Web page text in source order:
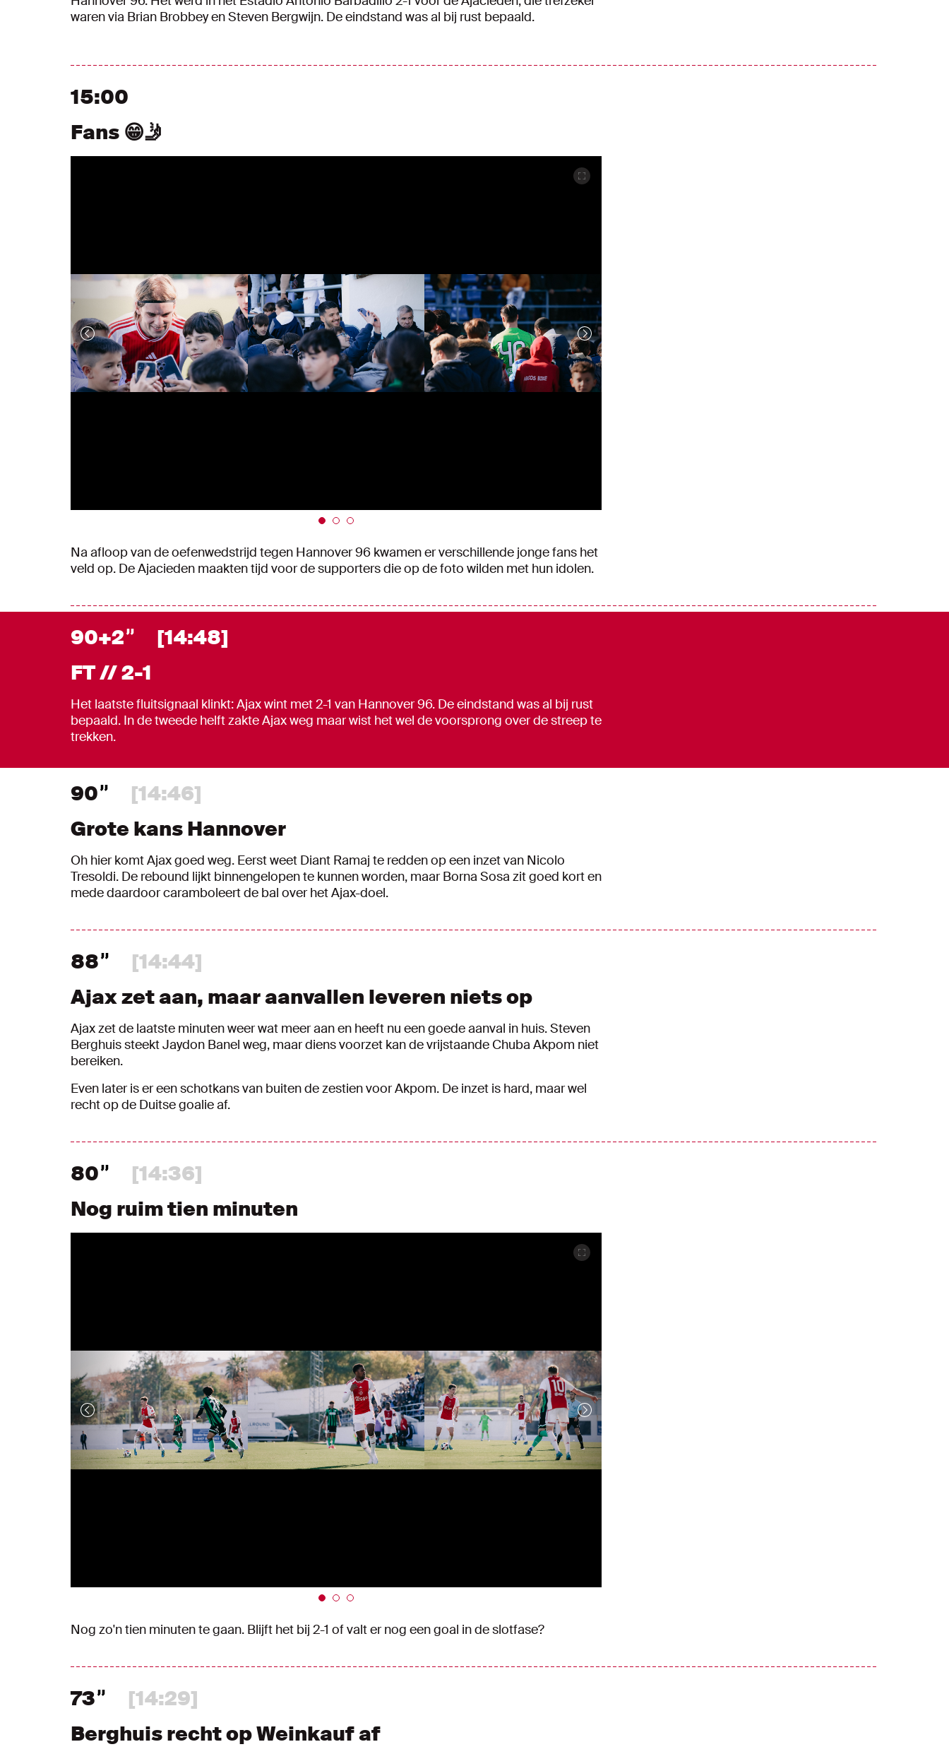
waren via Brian Brobbey en Steven Bergwijn. De eindstand was al bij rust bepaald.
15:00
Fans 😁🤳
Na afloop van de oefenwedstrijd tegen Hannover 96 kwamen er verschillende jonge fans het
veld op. De Ajacieden maakten tijd voor de supporters die op de foto wilden met hun idolen.
90+2
[14:48]
FT // 2-1
Het laatste fluitsignaal klinkt: Ajax wint met 2-1 van Hannover 96. De eindstand was al bij rust
bepaald. In de tweede helft zakte Ajax weg maar wist het wel de voorsprong over de streep te
trekken.
90
[14:46]
Grote kans Hannover
Oh hier komt Ajax goed weg. Eerst weet Diant Ramaj te redden op een inzet van Nicolo
Tresoldi. De rebound lijkt binnengelopen te kunnen worden, maar Borna Sosa zit goed kort en
mede daardoor caramboleert de bal over het Ajax-doel.
88
[14:44]
Ajax zet aan, maar aanvallen leveren niets op
Ajax zet de laatste minuten weer wat meer aan en heeft nu een goede aanval in huis. Steven
Berghuis steekt Jaydon Banel weg, maar diens voorzet kan de vrijstaande Chuba Akpom niet
bereiken.
Even later is er een schotkans van buiten de zestien voor Akpom. De inzet is hard, maar wel
recht op de Duitse goalie af.
80
[14:36]
Nog ruim tien minuten
Nog zo'n tien minuten te gaan. Blijft het bij 2-1 of valt er nog een goal in de slotfase?
73
[14:29]
Berghuis recht op Weinkauf af